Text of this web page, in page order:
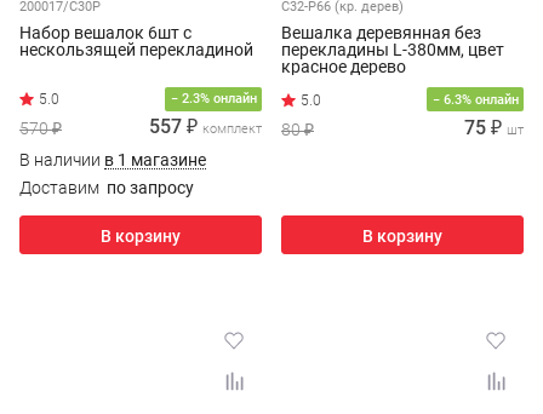
200017/С30Р
Набор вешалок 6шт с
нескользящей перекладиной
− 2.3% онлайн
570 ₽ 557 ₽ комплект
В наличии в 1 магазине
Доставим по запросу
В корзину
C32-P66 (кр. дерев)
Вешалка деревянная без
перекладины L-380мм, цвет
красное дерево
− 6.3% онлайн
80 ₽ 75 ₽ шт
В корзину